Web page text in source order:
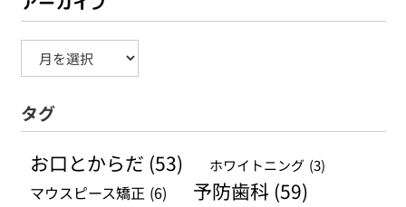
ー
カ
ブ
タグ
お口とからだ (53) ホワイトニング (3)
マウスピース矯正 (6) 予防歯科 (59)